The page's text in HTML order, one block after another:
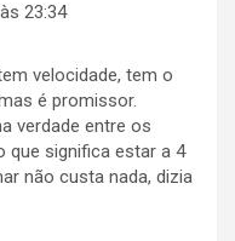
23:34
velocidade, tem o
é promissor.
verdade entre os
que significa estar a 4
não custa nada, dizia